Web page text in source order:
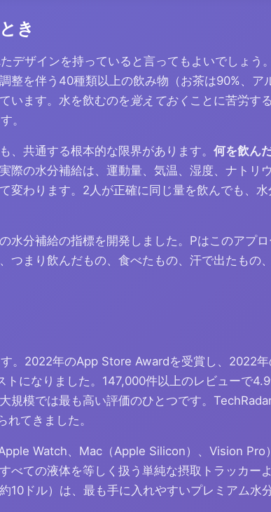
き
デザインを持っていると言ってもよいでしょう
整を伴う40種類以上の飲み物（お茶は90%、ア
います。水を飲むのを覚えておく ことに苦労す
。
、共通する根本的な限界があります。 何を飲ん
際の水分補給は、運動量、気温、湿度、ナトリ
変わります。2人が正確に同じ量を飲んでも、水
水分補給の指標を開発しました。Pはこのアプロ
つまり飲んだもの、食べたもの、汗で出たもの
。2022年のApp Store Awardを受賞し、2022
になりました。147,000件以上のレビューで
模では最も高い評価のひとつです。TechRadar
てきました。
Watch、Mac（Apple Silicon）、Vision Pro
べての液体を等しく扱う単純な摂取トラッカー
10ドル）は、最も手に入れやすいプレミアム水